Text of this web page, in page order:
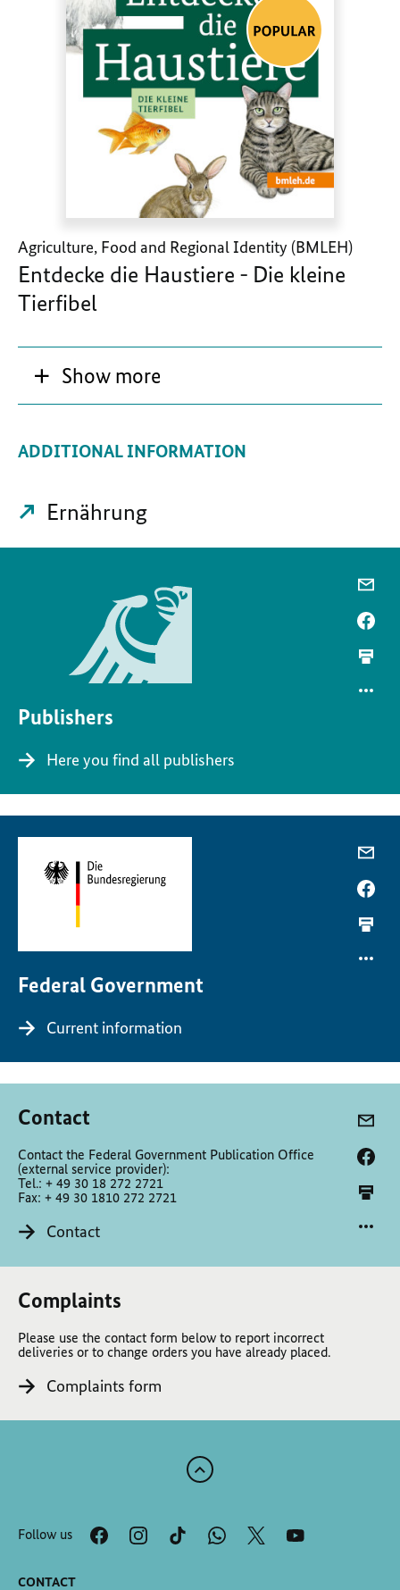
Agriculture, Food and Regional Identity (BMLEH)
Entdecke die Haustiere - Die kleine
Tierfibel
Show more
ADDITIONAL INFORMATION
Ernährung
Publishers
Here you find all publishers
Federal Government
Current information
Contact
Contact the Federal Government Publication Office
(external service provider):
Tel.: + 49 30 18 272 2721
Fax: + 49 30 1810 272 2721
Contact
Complaints
Please use the contact form below to report incorrect
deliveries or to change orders you have already placed.
Complaints form
Scroll
the
top
Follow us
CONTACT